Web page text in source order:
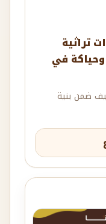
تراثية
في
ضمن بنية